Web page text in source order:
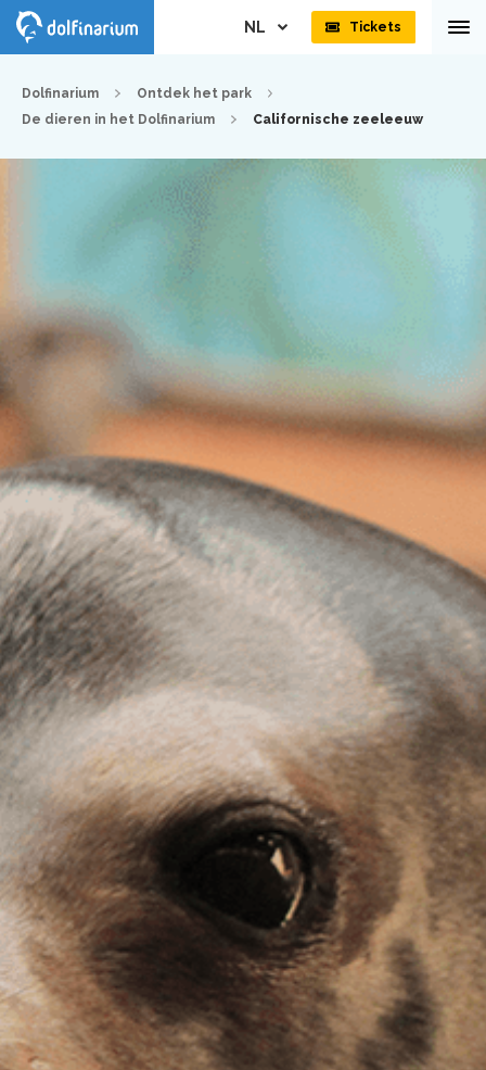
NL Tickets
Dolfinarium
Ontdek het park
De dieren in het Dolfinarium
Californische zeeleeuw